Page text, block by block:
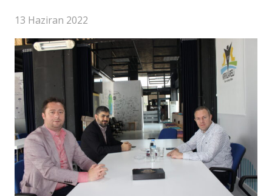
13 Haziran 2022